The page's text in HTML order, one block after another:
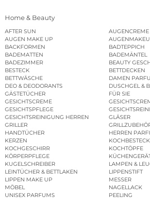
Home & Beauty
AFTER SUN
AUGENCREME
AUGEN MAKE UP
BACKFORMEN
BADTEPPICH
BADEMATTEN
BADEMÄNTEL
BADEZIMMER
BEAUTY
BESTECK
BETTDECKEN
BETTWÄSCHE
DAMEN
DEO & DEODORANTS
DUSCHGEL &
GÄSTETÜCHER
FÜR SIE
GESICHTSCREME
GESICHTSPFLEGE
GESICHTSREINIGUNG HERREN
GLÄSER
GRILLER
HANDTÜCHER
HERREN
KERZEN
KOCHBESTECK
KOCHGESCHIRR
KOCHTÖPFE
KÖRPERPFLEGE
KUGELSCHREIBER
LAMPEN &
LEINTÜCHER & BETTLAKEN
LIPPENSTIFT
LIPPEN MAKE UP
MESSER
MÖBEL
NAGELLACK
UNISEX PARFUMS
PEELING